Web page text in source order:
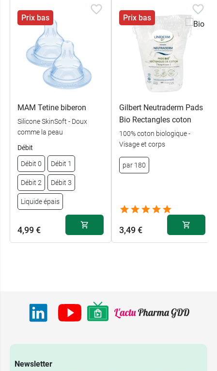
Prix bas
MAM Tetine biberon
Silicone SkinSoft - Doux
comme la peau
Débit
Débit 0 Débit 1
Débit 2 Débit 3
Liquide épais
4,99 €
Prix bas
Gilbert Neutraderm Pads
Bio Rectangles coton
100% coton biologique -
Visage et corps
par 180
3,49 €
Newsletter